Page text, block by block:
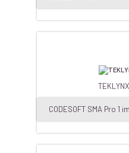
CODESOFT SMA Pro 1